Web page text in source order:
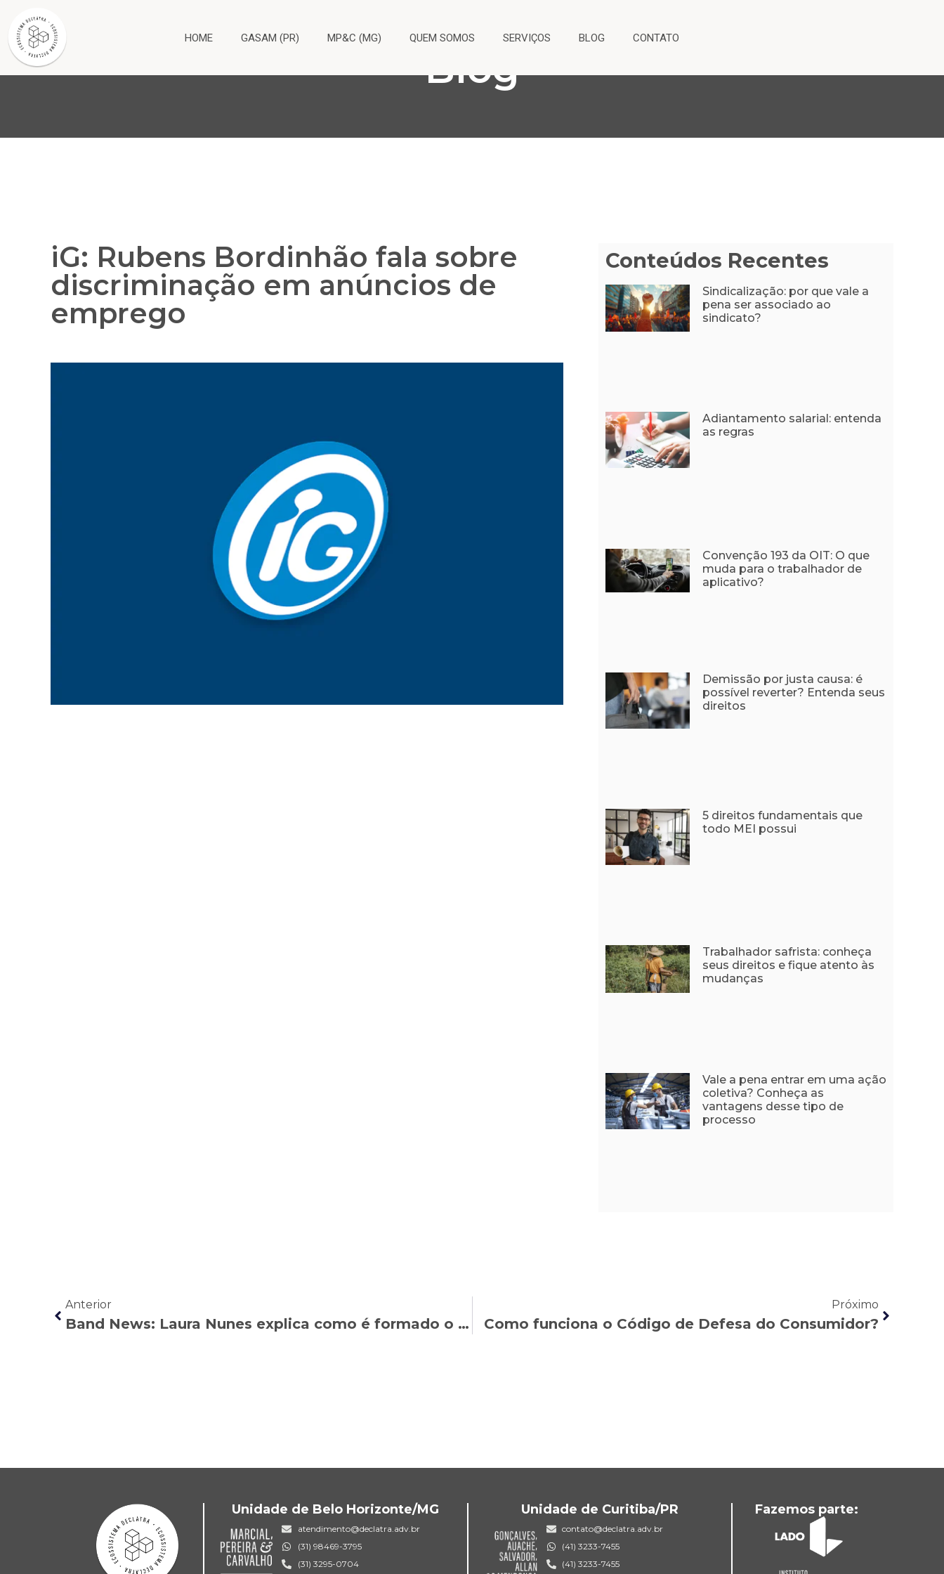
HOME GASAM (PR) MP&C (MG) QUEM SOMOS SERVIÇOS BLOG CONTATO
Blog
iG: Rubens Bordinhão fala sobre
discriminação em anúncios de
emprego
Conteúdos Recentes
Sindicalização: por que vale a
pena ser associado ao
sindicato?
Adiantamento salarial: entenda
as regras
Convenção 193 da OIT: O que
muda para o trabalhador de
aplicativo?
Demissão por justa causa: é
possível reverter? Entenda seus
direitos
5 direitos fundamentais que
todo MEI possui
Trabalhador safrista: conheça
seus direitos e fique atento às
mudanças
Vale a pena entrar em uma ação
coletiva? Conheça as
vantagens desse tipo de
processo
Anterior
Band News: Laura Nunes explica como é formado o lucro do FGTS
Próximo
Como funciona o Código de Defesa do Consumidor?
Unidade de Belo Horizonte/MG
atendimento@declatra.adv.br
(31) 98469-3795
(31) 3295-0704
Unidade de Curitiba/PR
contato@declatra.adv.br
(41) 3233-7455
(41) 3233-7455
Fazemos parte: